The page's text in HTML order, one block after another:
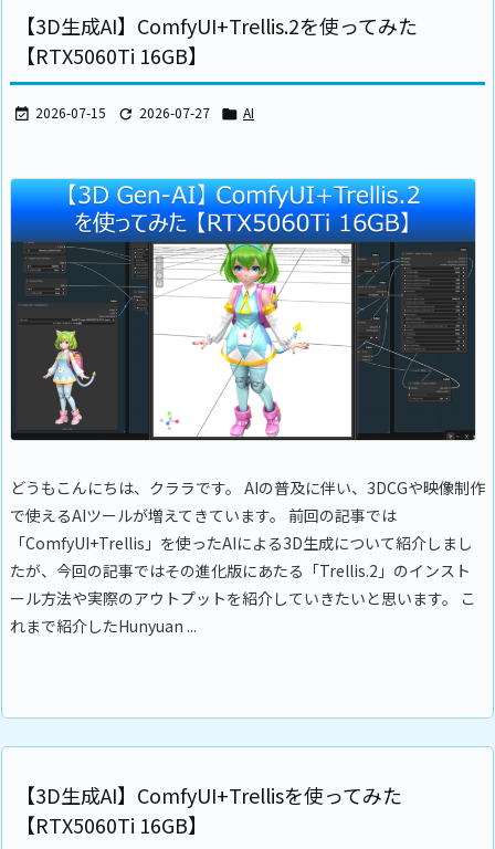
【3D生成AI】ComfyUI+Trellis.2を使ってみた
【RTX5060Ti 16GB】
 2026-07-15  2026-07-27  AI
どうもこんにちは、クララです。 AIの普及に伴い、3DCGや映像制作
で使えるAIツールが増えてきています。 前回の記事では
「ComfyUI+Trellis」を使ったAIによる3D生成について紹介しまし
たが、今回の記事ではその進化版にあたる「Trellis.2」のインスト
ール方法や実際のアウトプットを紹介していきたいと思います。 こ
れまで紹介したHunyuan ...
【3D生成AI】ComfyUI+Trellisを使ってみた
【RTX5060Ti 16GB】